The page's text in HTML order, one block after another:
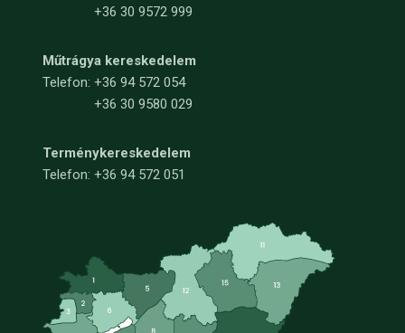
+36 30 9572 999
Műtrágya kereskedelem
Telefon: +36 94 572 054
+36 30 9580 029
Terménykereskedelem
Telefon: +36 94 572 051